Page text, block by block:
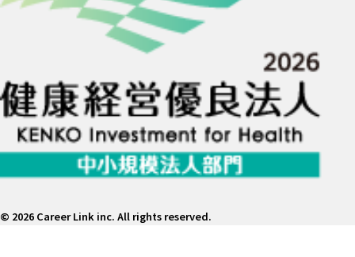
© 2026 Career Link inc. All rights reserved.